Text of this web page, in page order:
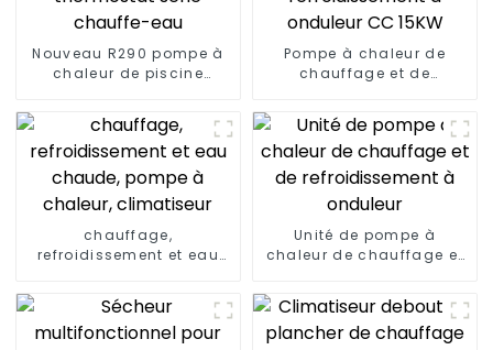
Nouveau R290 pompe à
chaleur de piscine
Pompe à chaleur de
chauffage et de
onduleur CC 15KW
chauffage,
refroidissement et eau
chaleur, climatiseur
Unité de pompe à
chaleur de chauffage et